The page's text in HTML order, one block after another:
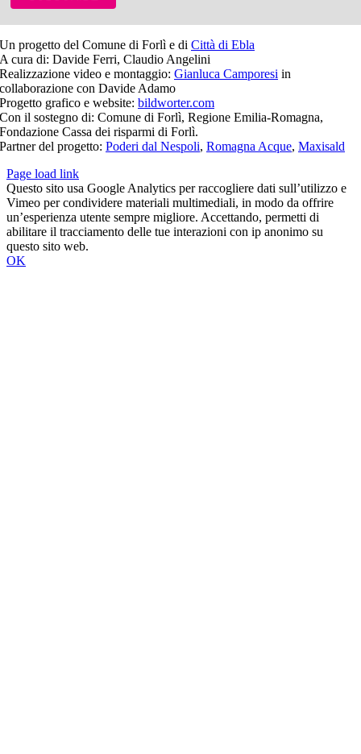
Un progetto del Comune di Forlì e di Città di Ebla
A cura di: Davide Ferri, Claudio Angelini
Realizzazione video e montaggio: Gianluca Camporesi in
collaborazione con Davide Adamo
Progetto grafico e website: bildworter.com
Con il sostegno di: Comune di Forlì, Regione Emilia-Romagna,
Fondazione Cassa dei risparmi di Forlì.
Partner del progetto: Poderi dal Nespoli, Romagna Acque, Maxisald
Page load link
Questo sito usa Google Analytics per raccogliere dati sull’utilizzo e
Vimeo per condividere materiali multimediali, in modo da offrire
un’esperienza utente sempre migliore. Accettando, permetti di
abilitare il tracciamento delle tue interazioni con ip anonimo su
questo sito web.
OK